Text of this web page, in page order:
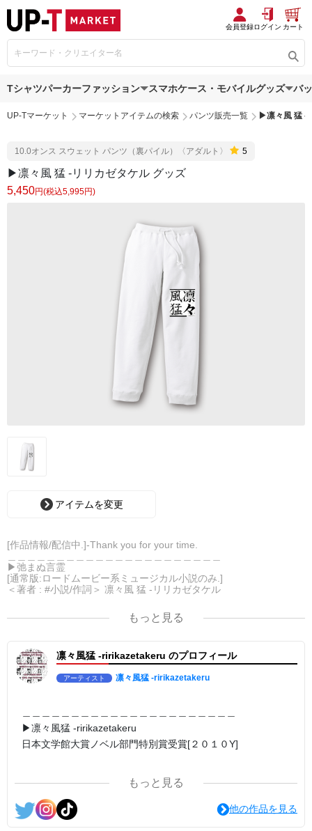
会員登録ログイン カート
Tシャツパーカーファッション スマホケース・モバイルグッズ バ
UP-Tマーケット マーケットアイテムの検索 パンツ販売一覧 ▶︎凛々風 猛 -
10.0オンス スウェット パンツ（裏パイル）〈アダルト〉 5
▶︎凛々風 猛 -リリカゼタケル グッズ
5,450円(税込5,995円)
アイテムを変更
[作品情報/配信中.]-Thank you for your time.
▶︎弛まぬ言霊
[通常版:ロードムービー系ミュージカル小説のみ.]
＜著者 : #小説/作詞＞ 凛々風 猛 -リリカゼタケル
英語版: https://amzn.asia/d/1nwVIb6
＿＿＿＿＿＿＿＿＿＿＿＿＿＿＿＿＿＿＿＿＿＿
＜#小説 #作詞 20曲 #挿画 50作品>
＜著者: 小説/作詞/挿画作成＞ 凛々風 猛 -リリカゼタケル
日本語版: https://amzn.asia/d/3czgKs8
英語版: https://amzn.asia/d/bpIME7s
SUZURI ▶︎https://suzuri.jp/ririkazetakeru
UP-T ▶︎up-t.jp/creator/66b9c067ae64e
＿＿＿＿＿＿＿＿＿＿＿＿＿＿＿＿＿＿＿＿＿＿
＜著者:作詞/挿画作成＞ 凛々風 猛 -リリカゼタケル
☆本作品内で表現されている作詞20曲も掲載.
https://amzn.asia/d/1pxD3g4
#小説 [弛まぬ言霊] -挿画&グッズカタログ
もっと見る
凛々風猛 -ririkazetakeru のプロフィール
アーティスト 凛々風猛 -ririkazetakeru
▶︎凛々風猛 -ririkazetakeru
日本文学館大賞ノベル部門特別賞受賞[２０１０Y]
<作品情報:配信中.> -Thank you for your time.
＿＿＿＿＿＿＿＿＿＿＿＿＿＿＿＿＿＿＿＿＿＿
もっと見る
他の作品を見る